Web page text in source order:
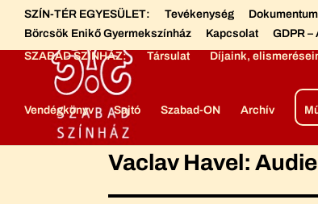
SZÍN-TÉR EGYESÜLET: Tevékenység
Börcsök Enikő Gyermekszínház
Kapcsolat GDPR –
SZABAD SZÍNHÁZ:
Társulat Díjaink,
Vendégkönyv Sajtó Szabad-ON Archív
Vaclav Havel: